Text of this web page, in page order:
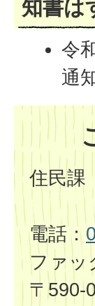
知書は
令
通
住民課
電話：
ファッ
〒590-